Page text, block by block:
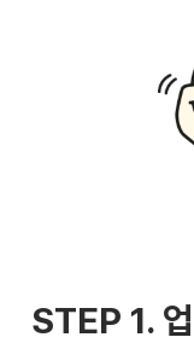
STEP 1.